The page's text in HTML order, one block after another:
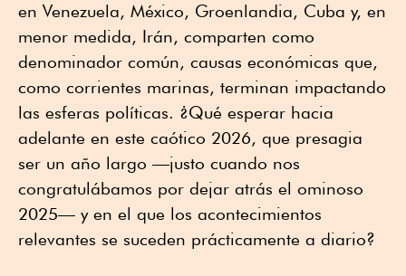
en Venezuela, México, Groenlandia, Cuba y, en
menor medida, Irán, comparten como
denominador común, causas económicas que,
como corrientes marinas, terminan impactando
las esferas políticas. ¿Qué esperar hacia
adelante en este caótico 2026, que presagia
ser un año largo —justo cuando nos
congratulábamos por dejar atrás el ominoso
2025— y en el que los acontecimientos
relevantes se suceden prácticamente a diario?